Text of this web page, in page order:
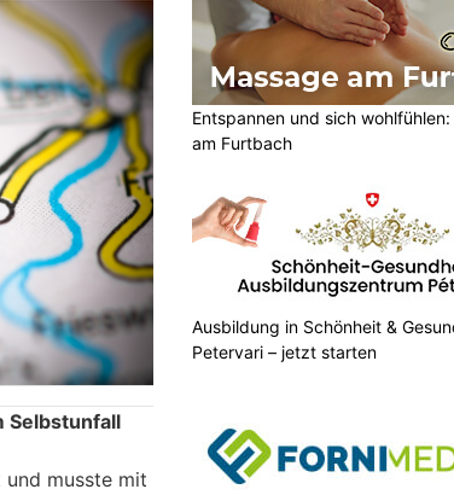
Selbstunfall
musste mit
Entspannen und sich
am Furtbach
Ausbildung in Schönheit &
Petervari – jetzt starten